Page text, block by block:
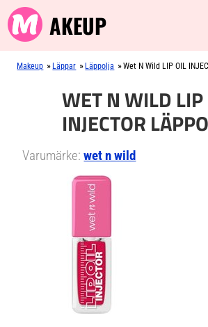
AKEUP
Makeup » Läppar » Läppolja »Wet N Wild LIP OIL
WET N WILD
INJECTOR
Varumärke:wet n wild